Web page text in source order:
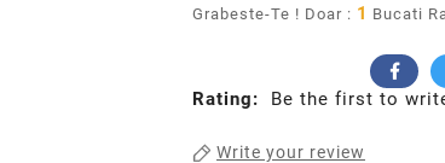
Grabeste-Te ! Doar : 1 Bucati
Rating: Be the first to
Write your review